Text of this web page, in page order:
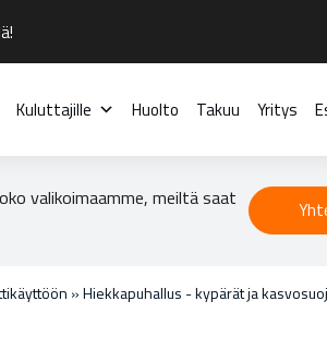
Kuluttajille Huolto Takuu Yritys
valikoimaamme, meiltä saat
»Hiekkapuhallus - kypärät ja